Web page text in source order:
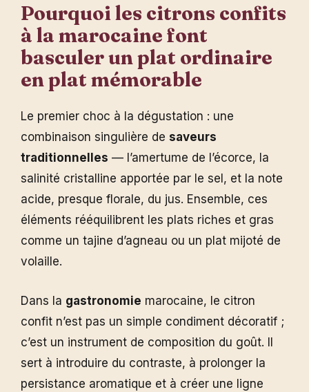
Pourquoi les citrons confits
à la marocaine font
basculer un plat ordinaire
en plat mémorable
Le premier choc à la dégustation : une
combinaison singulière de saveurs
traditionnelles — l’amertume de l’écorce, la
salinité cristalline apportée par le sel, et la note
acide, presque florale, du jus. Ensemble, ces
éléments rééquilibrent les plats riches et gras
comme un tajine d’agneau ou un plat mijoté de
volaille.
Dans la gastronomie marocaine, le citron
confit n’est pas un simple condiment décoratif ;
c’est un instrument de composition du goût. Il
sert à introduire du contraste, à prolonger la
persistance aromatique et à créer une ligne